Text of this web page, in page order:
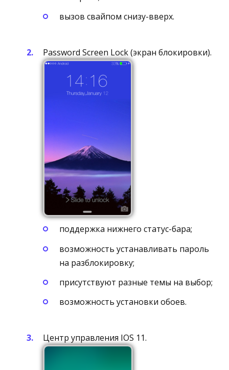
вызов свайпом снизу-вверх.
Password Screen Lock (экран блокировки).
поддержка нижнего статус-бара;
возможность устанавливать пароль
на разблокировку;
присутствуют разные темы на выбор;
возможность установки обоев.
Центр управления IOS 11.